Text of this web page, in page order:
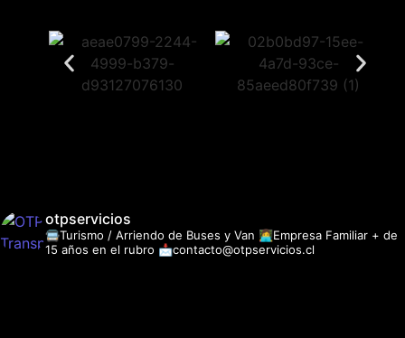
otpservicios
🚍Turismo / Arriendo de Buses y Van 👩‍💻Empresa Familiar + de
15 años en el rubro 📩contacto@otpservicios.cl